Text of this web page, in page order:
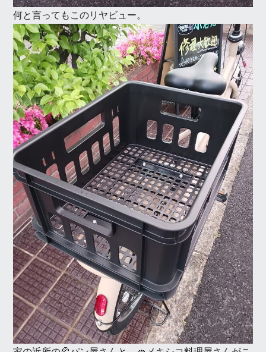
何と言ってもこのリヤビュー。